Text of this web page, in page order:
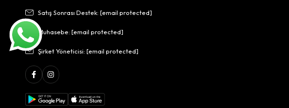
Satış Sonrası Destek: [email protected]
Muhasebe: [email protected]
Şirket Yöneticisi: [email protected]